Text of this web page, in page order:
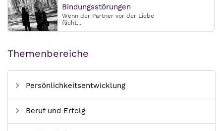
Bindungsstörungen
Wenn der Partner vor der Liebe
flieht...
Themenbereiche
Persönlichkeitsentwicklung
Beruf und Erfolg